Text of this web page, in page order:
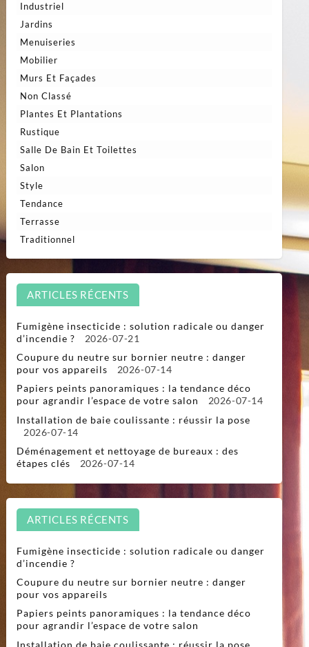
Industriel
Jardins
Menuiseries
Mobilier
Murs Et Façades
Non Classé
Plantes Et Plantations
Rustique
Salle De Bain Et Toilettes
Salon
Style
Tendance
Terrasse
Traditionnel
ARTICLES RÉCENTS
Fumigène insecticide : solution radicale ou danger
d’incendie ?
2026-07-21
Coupure du neutre sur bornier neutre : danger
pour vos appareils
2026-07-14
Papiers peints panoramiques : la tendance déco
pour agrandir l’espace de votre salon
2026-07-14
Installation de baie coulissante : réussir la pose
2026-07-14
Déménagement et nettoyage de bureaux : des
étapes clés
2026-07-14
ARTICLES RÉCENTS
Fumigène insecticide : solution radicale ou danger
d’incendie ?
Coupure du neutre sur bornier neutre : danger
pour vos appareils
Papiers peints panoramiques : la tendance déco
pour agrandir l’espace de votre salon
Installation de baie coulissante : réussir la pose